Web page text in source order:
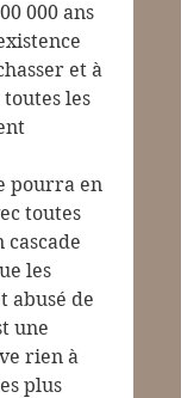
000 ans
et à
les
pourra en
toutes
cascade
les
abusé de
une
rien à
plus